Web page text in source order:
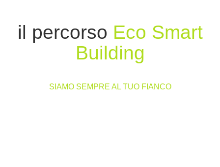
il percorso Eco Smart
Building
SIAMO SEMPRE AL TUO FIANCO